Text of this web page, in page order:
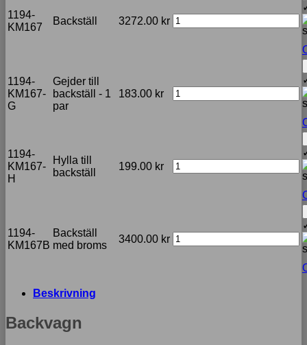
1194-
KM167
Backställ 3272.00 kr
1194-
KM167-
G
Gejder till
backställ - 1
par
183.00 kr
1194-
KM167-
H
Hylla till
backställ
199.00 kr
1194-
KM167B
Backställ
med broms
3400.00 kr
Beskrivning
Backvagn